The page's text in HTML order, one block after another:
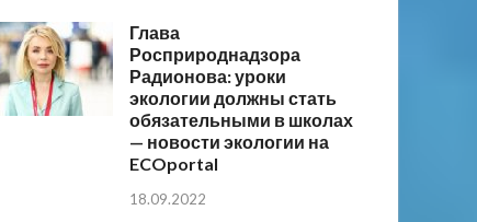
Глава
Росприроднадзора
Радионова: уроки
экологии должны стать
обязательными в школах
— новости экологии на
ECOportal
18.09.2022